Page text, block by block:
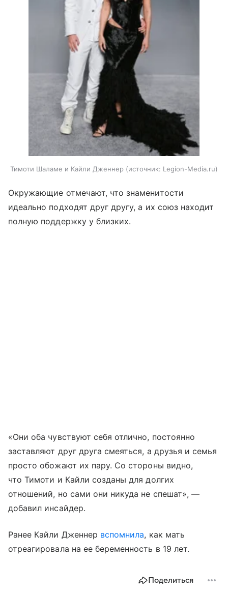
Тимоти Шаламе и Кайли Дженнер источник: Legion-Media.ru
Окружающие отмечают, что знаменитости
идеально подходят друг другу, а их союз находит
полную поддержку у близких.
«Они оба чувствуют себя отлично, постоянно
заставляют друг друга смеяться, а друзья и семья
просто обожают их пару. Со стороны видно,
что Тимоти и Кайли созданы для долгих
отношений, но сами они никуда не спешат», —
добавил инсайдер.
Ранее Кайли Дженнер вспомнила, как мать
отреагировала на ее беременность в 19 лет.
Поделиться